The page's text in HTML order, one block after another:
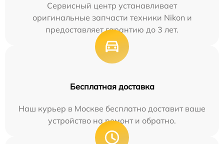
Сервисный центр устанавливает
оригинальные запчасти техники Nikon и
предоставляет гарантию до 3 лет.
Бесплатная доставка
Наш курьер в Москве бесплатно доставит ваше
устройство на ремонт и обратно.